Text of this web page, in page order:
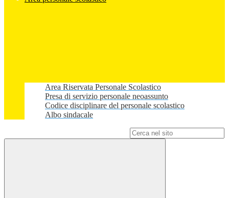
Area Riservata Personale Scolastico
Presa di servizio personale neoassunto
Codice disciplinare del personale scolastico
Albo sindacale